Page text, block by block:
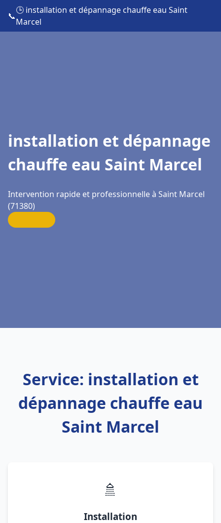
📞
🕒 installation et dépannage chauffe eau Saint
Marcel
installation et dépannage
chauffe eau Saint Marcel
Intervention rapide et professionnelle à Saint Marcel
(71380)
Service: installation et
dépannage chauffe eau
Saint Marcel
🚿
Installation